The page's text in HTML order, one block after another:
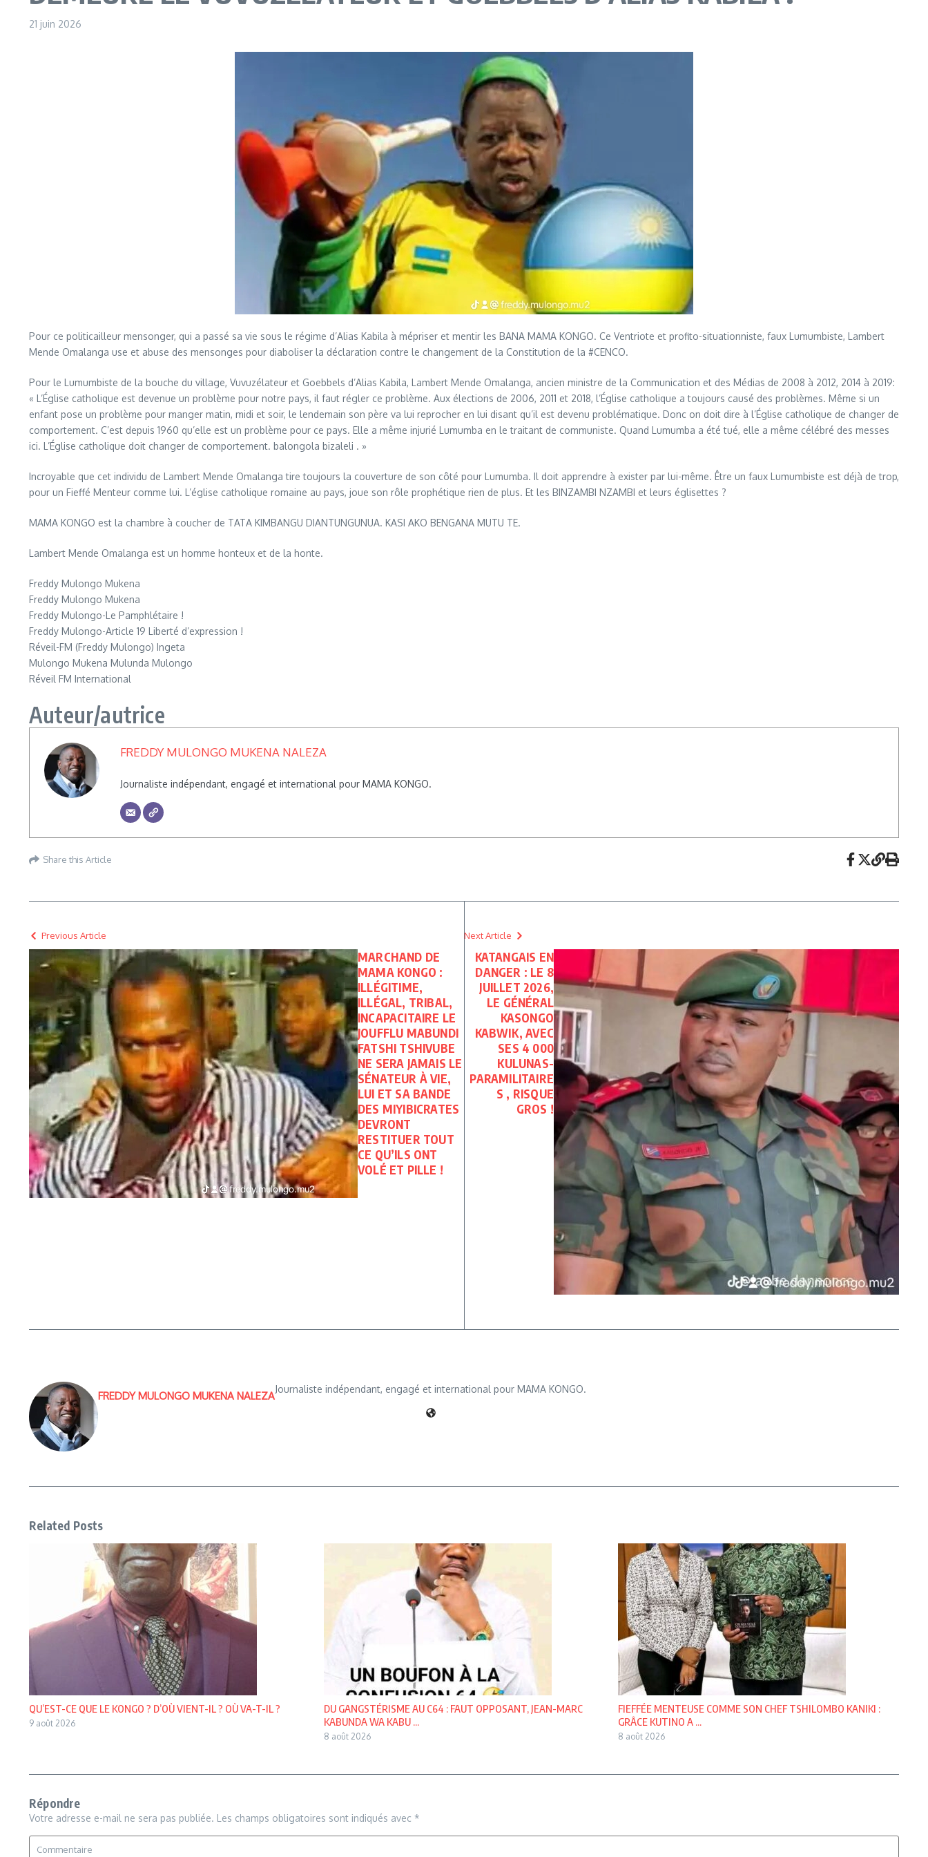
21 juin 2026
Pour ce politicailleur mensonger, qui a passé sa vie sous le régime d’Alias Kabila à mépriser et mentir les BANA MAMA KONGO. Ce Ventriote et profito-situationniste, faux Lumumbiste, Lambert
Mende Omalanga use et abuse des mensonges pour diaboliser la déclaration contre le changement de la Constitution de la #CENCO.
Pour le Lumumbiste de la bouche du village, Vuvuzélateur et Goebbels d’Alias Kabila, Lambert Mende Omalanga, ancien ministre de la Communication et des Médias de 2008 à 2012, 2014 à 2019:
« L’Église catholique est devenue un problème pour notre pays, il faut régler ce problème. Aux élections de 2006, 2011 et 2018, l’Église catholique a toujours causé des problèmes. Même si un
enfant pose un problème pour manger matin, midi et soir, le lendemain son père va lui reprocher en lui disant qu’il est devenu problématique. Donc on doit dire à l’Église catholique de changer de
comportement. C’est depuis 1960 qu’elle est un problème pour ce pays. Elle a même injurié Lumumba en le traitant de communiste. Quand Lumumba a été tué, elle a même célébré des messes
ici. L’Église catholique doit changer de comportement. balongola bizaleli . »
Incroyable que cet individu de Lambert Mende Omalanga tire toujours la couverture de son côté pour Lumumba. Il doit apprendre à exister par lui-même. Être un faux Lumumbiste est déjà de trop,
pour un Fieffé Menteur comme lui. L’église catholique romaine au pays, joue son rôle prophétique rien de plus. Et les BINZAMBI NZAMBI et leurs églisettes ?
MAMA KONGO est la chambre à coucher de TATA KIMBANGU DIANTUNGUNUA. KASI AKO BENGANA MUTU TE.
Lambert Mende Omalanga est un homme honteux et de la honte.
Freddy Mulongo Mukena
Freddy Mulongo Mukena
Freddy Mulongo-Le Pamphlétaire !
Freddy Mulongo-Article 19 Liberté d’expression !
Réveil-FM (Freddy Mulongo) Ingeta
Mulongo Mukena Mulunda Mulongo
Réveil FM International
Auteur/autrice
FREDDY MULONGO MUKENA NALEZA
Journaliste indépendant, engagé et international pour MAMA KONGO.
Share this Article
Previous Article
MARCHAND DE
MAMA KONGO :
ILLÉGITIME,
ILLÉGAL, TRIBAL,
INCAPACITAIRE LE
JOUFFLU MABUNDI
FATSHI TSHIVUBE
NE SERA JAMAIS LE
SÉNATEUR À VIE,
LUI ET SA BANDE
DES MIYIBICRATES
DEVRONT
RESTITUER TOUT
CE QU’ILS ONT
VOLÉ ET PILLE !
Next Article
KATANGAIS EN
DANGER : LE 8
JUILLET 2026,
LE GÉNÉRAL
KASONGO
KABWIK, AVEC
SES 4 000
KULUNAS-
PARAMILITAIRE
S , RISQUE
GROS !
FREDDY MULONGO MUKENA NALEZA
Journaliste indépendant, engagé et international pour MAMA KONGO.
Related Posts
QU’EST-CE QUE LE KONGO ? D’OÙ VIENT-IL ? OÙ VA-T-IL ?
9 août 2026
DU GANGSTÉRISME AU C64 : FAUT OPPOSANT, JEAN-MARC
KABUNDA WA KABU ...
8 août 2026
FIEFFÉE MENTEUSE COMME SON CHEF TSHILOMBO KANIKI :
GRÂCE KUTINO A ...
8 août 2026
Répondre
Votre adresse e-mail ne sera pas publiée. Les champs obligatoires sont indiqués avec *